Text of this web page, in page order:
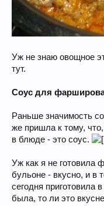
Уж не знаю овощное
тут.
Соус для
Раньше значимость
же пришла к тому,
в блюде - это соус.
Уж как я не готовила
бульоне - вкусно, и в
сегодня приготовила
была, то ли это